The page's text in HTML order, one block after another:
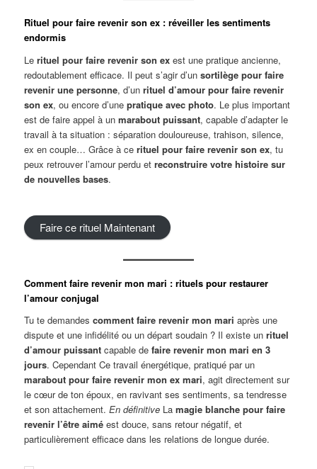
Rituel pour faire revenir son ex : réveiller les sentiments
endormis
Lerituel pour faire revenir son ex est une pratique ancienne,
redoutablement efficace. Il peut s’agir d’unsortilège pour faire
revenir une personne, d’unrituel d’amour pour faire revenir
son ex, ou encore d’unepratique avec photo. Le plus important
est de faire appel à unmarabout puissant, capable d’adapter le
travail à ta situation : séparation douloureuse, trahison, silence,
ex en couple… Grâce à cerituel pour faire revenir son ex, tu
peux retrouver l’amour perdu etreconstruire votre histoire sur
de nouvelles bases.
Faire ce rituel Maintenant
Comment faire revenir mon mari : rituels pour restaurer
l’amour conjugal
Tu te demandescomment faire revenir mon mari après une
dispute et une infidélité ou un départ soudain ? Il existe unrituel
d’amour puissant capable defaire revenir mon mari en 3
jours. Cependant Ce travail énergétique, pratiqué par un
marabout pour faire revenir mon ex mari, agit directement sur
le cœur de ton époux, en ravivant ses sentiments, sa tendresse
et son attachement.En définitive Lamagie blanche pour faire
revenir l’être aimé est douce, sans retour négatif, et
particulièrement efficace dans les relations de longue durée.